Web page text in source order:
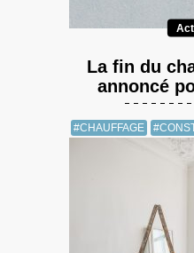
La fin du
annoncé
#CHAUFFAGE